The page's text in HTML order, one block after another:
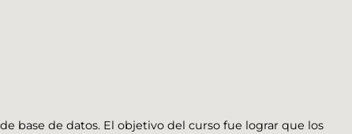
base de datos. El objetivo del curso fue lograr que los